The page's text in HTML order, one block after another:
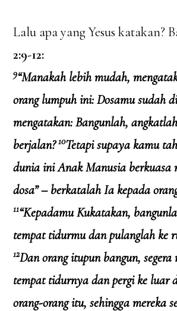
Lalu apa yang Yesus katakan?
2:9-12:
9“Manakah lebih mudah,
orang lumpuh ini: Dosamu sudah
mengatakan: Bangunlah,
berjalan?10Tetapi supaya kamu
dunia ini Anak Manusia berkuasa
dosa” – berkatalah Ia kepada
11“Kepadamu Kukatakan,
tempat tidurmu dan pulanglah ke
12Dan orang itupun bangun, segera
tempat tidurnya dan pergi ke luar
orang-orang itu, sehingga mereka